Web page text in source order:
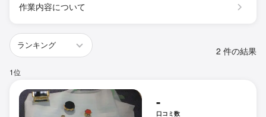
作業内容について
2 件の結果
1位
-
口コミ数